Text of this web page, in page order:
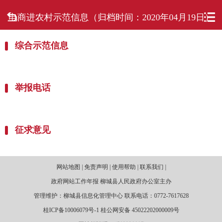
电商进农村示范信息（归档时间：2020年04月19日）
首页
走进柳城
网上办事
互动回应
综合示范信息
举报电话
征求意见
网站地图 | 免责声明 | 使用帮助 | 联系我们 |
政府网站工作年报 柳城县人民政府办公室主办
管理维护：柳城县信息化管理中心 联系电话：0772-7617628
桂ICP备10006079号-1 桂公网安备 45022202000009号